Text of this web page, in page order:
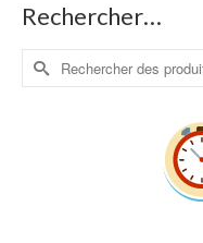
Rechercher…
Rechercher :